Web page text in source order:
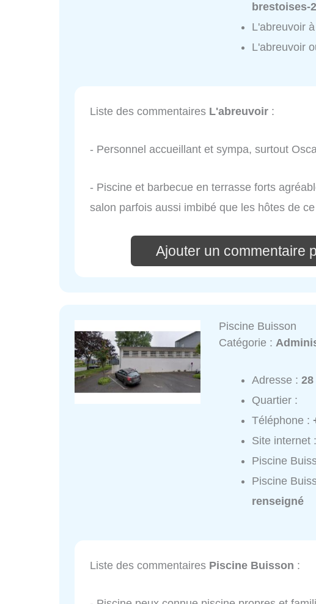
brestoises-
L'abreuvoir
L'abreuvoir
Liste des commentaires L'abreuvoir :
- Personnel accueillant et sympa, surtout
- Piscine et barbecue en terrasse forts
salon parfois aussi imbibé que les hôtes de
Ajouter un commentaire
Piscine Buisson
Catégorie :
Adresse :
Quartier :
Téléphone :
Site internet
Piscine
Piscine
renseigné
Liste des commentaires Piscine Buisson :